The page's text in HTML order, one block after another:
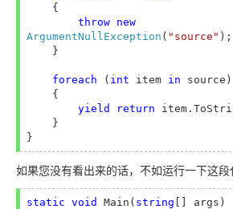
ArgumentNullException ( "source" );
foreach ( int item in source)
yield return
如果您没有看出来的话，不如运行一下这段
static void Main( string [] args)